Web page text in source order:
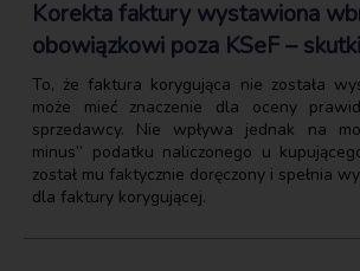
Korekta faktury wystawiona
obowiązkowi poza KSeF –
To, że faktura korygująca nie została
może mieć znaczenie dla oceny
sprzedawcy. Nie wpływa jednak na
minus” podatku naliczonego u
został mu faktycznie doręczony i spełnia
dla faktury korygującej.